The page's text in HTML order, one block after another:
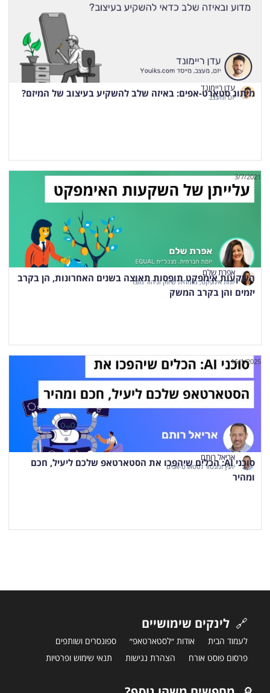
מיתוג סטארט-אפים: באיזה שלב להשקיע בעיצוב של המיזם?
עדן ריימונד
יזם ומעצב
השקעות אימפקט תופסות תאוצה בשנים האחרונות, הן בקרב
יזמים והן בקרב המשק
אפרת שלם
יזמת אימפקט, מומחית שיווק וניהול מוצר
3/7/2021
סוכני AI: הכלים שיהפכו את הסטארטאפ שלכם ליעיל, חכם
ומהיר
אריאל רותם
יועץ ומנטור לסטארט-אפים
16/1/2025
🔗 לינקים שימושיים
לעמוד הבית אודות ״לסטארטאפ״
ספונסרים ושותפים
פרסום פוסט אורח
הצהרת נגישות תנאי שימוש ופרטיות